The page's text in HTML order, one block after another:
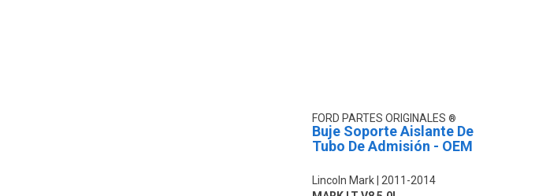
FORD PARTES ORIGINALES
Buje Soporte Aislante De
Tubo De Admisión - OEM
Lincoln Mark
2011-2014